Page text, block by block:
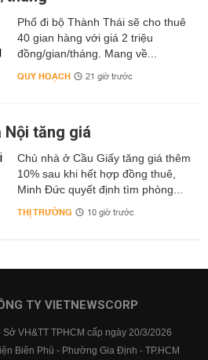
Phố đi bộ Thành Thái sẽ cho thuê
40 gian hàng với giá 2 triệu
đồng/gian/tháng. Mang về...
QUY HOẠCH 21 giờ trước
Nội tăng giá
Chủ nhà ở Cầu Giấy tăng giá thêm
10% sau khi hết hợp đồng thuê,
Minh Đức quyết định tìm phòng...
THỊ TRƯỜNG 10 giờ trước
TY VIETNEWSCORP
VH&TT TPHCM cấp ngày 20/3/2026
Biên Phủ - Phường Gia Định - TP.HCM